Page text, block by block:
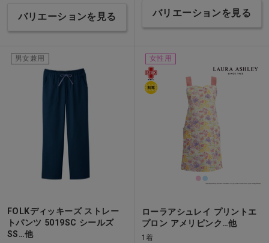
バリエーションを見る バリエーションを見る
男女兼用
FOLKディッキーズ ストレー
トパンツ 5019SC シールズ
SS…他
女性用
ローラアシュレイ プリントエ
プロン アメリピンク…他
1着